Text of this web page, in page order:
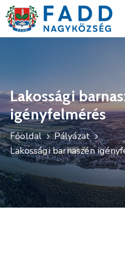
Hivatal
Fadd
Nagyközség
Turisztika
Választási
Információk
Események
Lakossági
igényfelmérés
Főoldal
Pályázat
Lakossági barnaszén